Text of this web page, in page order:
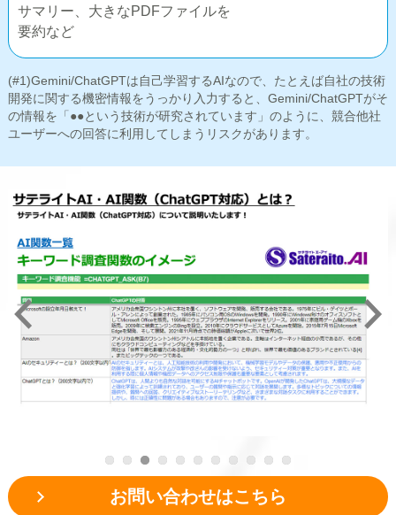
サマリー、大きなPDFファイルを
要約など
(#1)Gemini/ChatGPTは自己学習するAIなので、たとえば自社の技術
開発に関する機密情報をうっかり入力すると、Gemini/ChatGPTがそ
の情報を「●●という技術が研究されています」のように、競合他社
ユーザーへの回答に利用してしまうリスクがあります。
Previous Next
お問い合わせはこちら